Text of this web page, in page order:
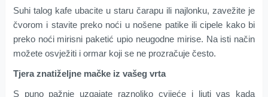
Suhi talog kafe ubacite u staru čarapu ili najlonku, zavežite je
čvorom i stavite preko noći u nošene patike ili cipele kako bi
preko noći mirisni paketić upio neugodne mirise. Na isti način
možete osvježiti i ormar koji se ne prozračuje često.
Tjera znatiželjne mačke iz vašeg vrta
S puno pažnje uzgajate raznoliko cvijeće i ljuti vas kada